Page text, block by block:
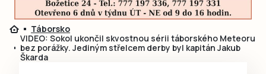
Táborsko
VIDEO: Sokol ukončil skvostnou sérii táborského Meteoru
bez porážky. Jediným střelcem derby byl kapitán Jakub
Škarda